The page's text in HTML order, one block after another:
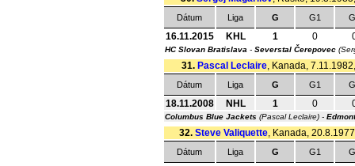
Dátum Liga G G1
16.11.2015 KHL 1 0
HC Slovan Bratislava - Severstal Čerepovec
31. Pascal Leclaire, Kanada,
Dátum Liga G G1
18.11.2008 NHL 1 0
Columbus Blue Jackets (Pascal Leclaire) -
32. Steve Valiquette, Kanada,
Dátum Liga G G1